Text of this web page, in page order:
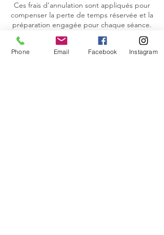
Ces frais d’annulation sont appliqués pour
compenser la perte de temps réservée et la
préparation engagée pour chaque séance.
Phone Email Facebook Instagram